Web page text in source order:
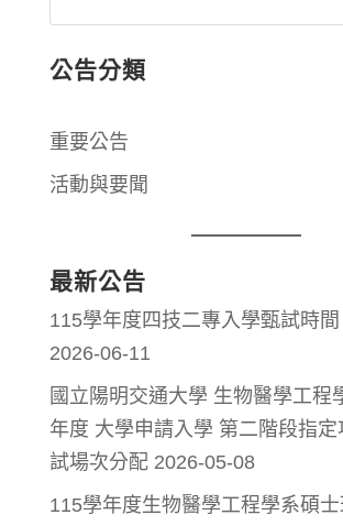
公告分類
重要公告
活動與要聞
最新公告
115學年度四技二專入學甄試時
2026-06-11
國立陽明交通大學 生物醫學工程
年度 大學申請入學 第二階段指定
試場次分配 2026-05-08
115學年度生物醫學工程學系碩